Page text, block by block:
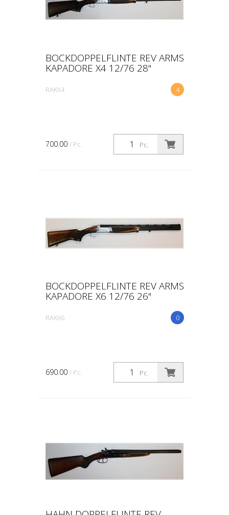
BOCKDOPPELFLINTE REV ARMS
KAPADORE X4 12/76 28"
4
RAKX4
Pc.
700.00 / Pc.
BOCKDOPPELFLINTE REV ARMS
KAPADORE X6 12/76 26"
0
RAKX6
Pc.
690.00 / Pc.